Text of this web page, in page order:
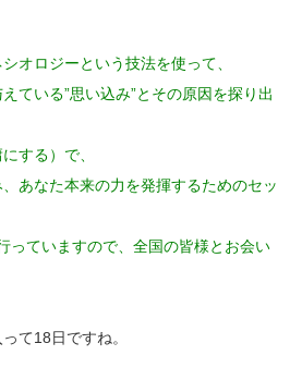
オロジーという技法を使って、
ている”思い込み”とその原因を探り出
する）で、
あなた本来の力を発揮するためのセッ
っていますので、全国の皆様とお会い
て18日ですね。